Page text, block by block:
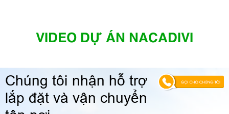
lưu trữ
đến 3 năm sử dụng miễn phí từ năm thứ 4 .
Nhiều chương trình ưu đãi
VIDEO DỰ ÁN NACADIVI
Chúng tôi nhận hỗ trợ
lắp đặt và vận chuyển